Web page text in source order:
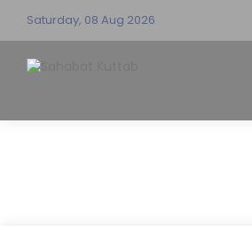
Saturday, 08 Aug 2026